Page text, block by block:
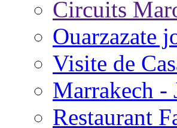
Circuits
Ouarzazate
Visite de
Marrakech -
Restaurant